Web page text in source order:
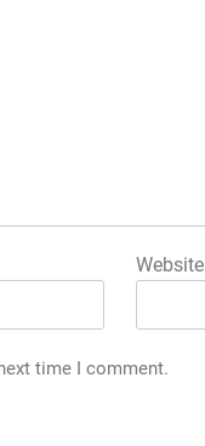
Website
time I comment.